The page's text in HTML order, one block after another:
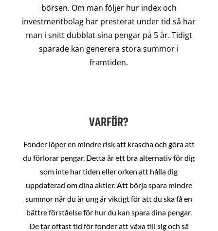
börsen. Om man följer hur index och
investmentbolag har presterat under tid så har
man i snitt dubblat sina pengar på 5 år. Tidigt
sparade kan generera stora summor i
framtiden.
VARFÖR?
Fonder löper en mindre risk att krascha och göra att
du förlorar pengar. Detta är ett bra alternativ för dig
som inte har tiden eller orken att hålla dig
uppdaterad om dina aktier. Att börja spara mindre
summor när du är ung är viktigt för att du ska få en
bättre förståelse för hur du kan spara dina pengar.
De tar oftast tid för fonder att växa till sig och så